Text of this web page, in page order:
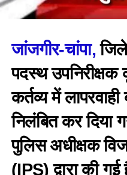
जांजगीर-चांपा,
पदस्थ
कर्तव्य में
निलंबित कर दिया
पुलिस अधीक्षक
(IPS) द्वारा की गई